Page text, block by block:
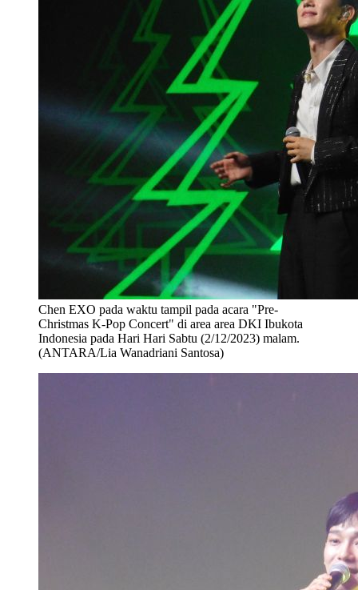
Chen EXO pada waktu tampil pada acara "Pre-
Christmas K-Pop Concert" di area area DKI Ibukota
Indonesia pada Hari Hari Sabtu (2/12/2023) malam.
(ANTARA/Lia Wanadriani Santosa)